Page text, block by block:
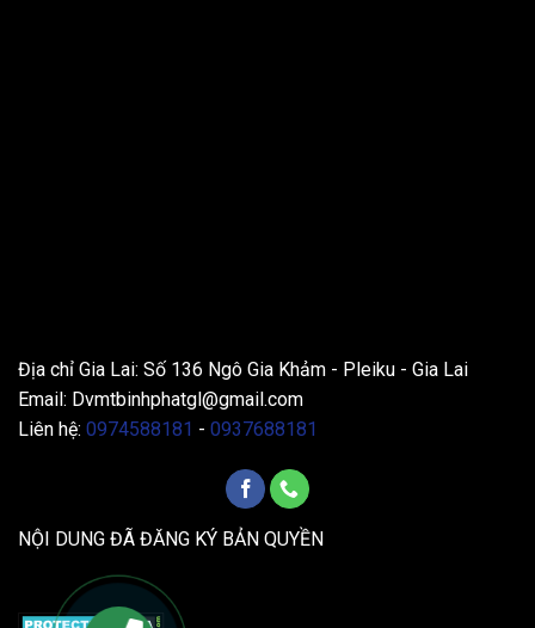
Địa chỉ Gia Lai: Số 136 Ngô Gia Khảm - Pleiku - Gia Lai
Email: Dvmtbinhphatgl@gmail.com
Liên hệ: 0974588181 - 0937688181
NỘI DUNG ĐÃ ĐĂNG KÝ BẢN QUYỀN